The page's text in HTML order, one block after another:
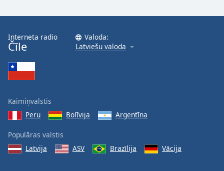
Interneta radio
Čīle
Valoda:
Latviešu valoda
Kaimiņvalstis
Peru
Bolīvija Argentīna
Populāras valstis
Latvija
ASV Brazīlija Vācija